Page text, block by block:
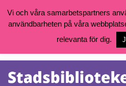
Vill du söka böcker, logga in på ditt
goteborg.se/bibliotek
Öppettider, katalog och kontakt
Tjänster
Vi och våra samarbetspartners
användbarheten på våra
relevanta för dig.